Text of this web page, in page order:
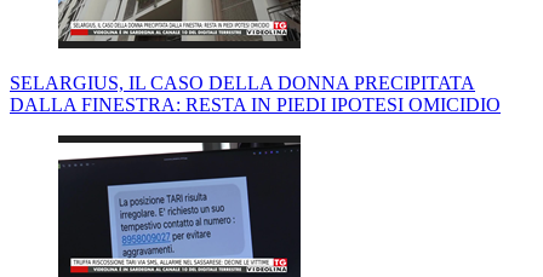
SELARGIUS, IL CASO DELLA DONNA PRECIPITATA
DALLA FINESTRA: RESTA IN PIEDI IPOTESI OMICIDIO